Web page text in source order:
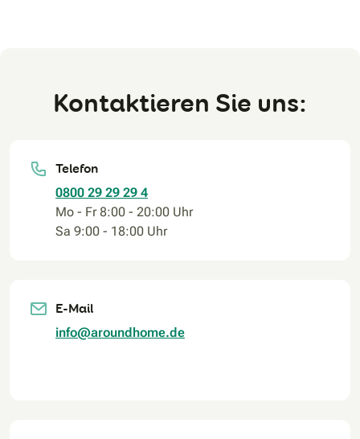
Kontaktieren Sie uns:
Telefon
0800 29 29 29 4
Mo - Fr 8:00 - 20:00 Uhr
Sa 9:00 - 18:00 Uhr
E-Mail
info@aroundhome.de